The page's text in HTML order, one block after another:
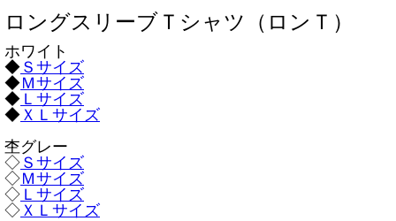
ロングスリーブＴシャツ（ロンＴ）
ホワイト
◆ Ｓサイズ
◆Ｍサイズ
◆ Ｌサイズ
◆ ＸＬサイズ
杢グレー
◇ Ｓサイズ
◇Ｍサイズ
◇ Ｌサイズ
◇ ＸＬサイズ